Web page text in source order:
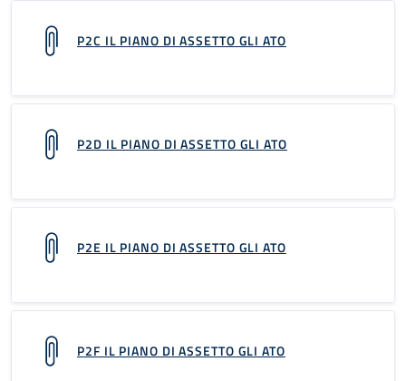
P2C IL PIANO DI ASSETTO GLI ATO
P2D IL PIANO DI ASSETTO GLI ATO
P2E IL PIANO DI ASSETTO GLI ATO
P2F IL PIANO DI ASSETTO GLI ATO